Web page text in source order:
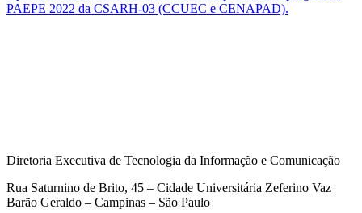
PAEPE 2022 da CSARH-03 (CCUEC e CENAPAD).
Diretoria Executiva de Tecnologia da Informação e Comunicação
Rua Saturnino de Brito, 45 – Cidade Universitária Zeferino Vaz
Barão Geraldo – Campinas – São Paulo